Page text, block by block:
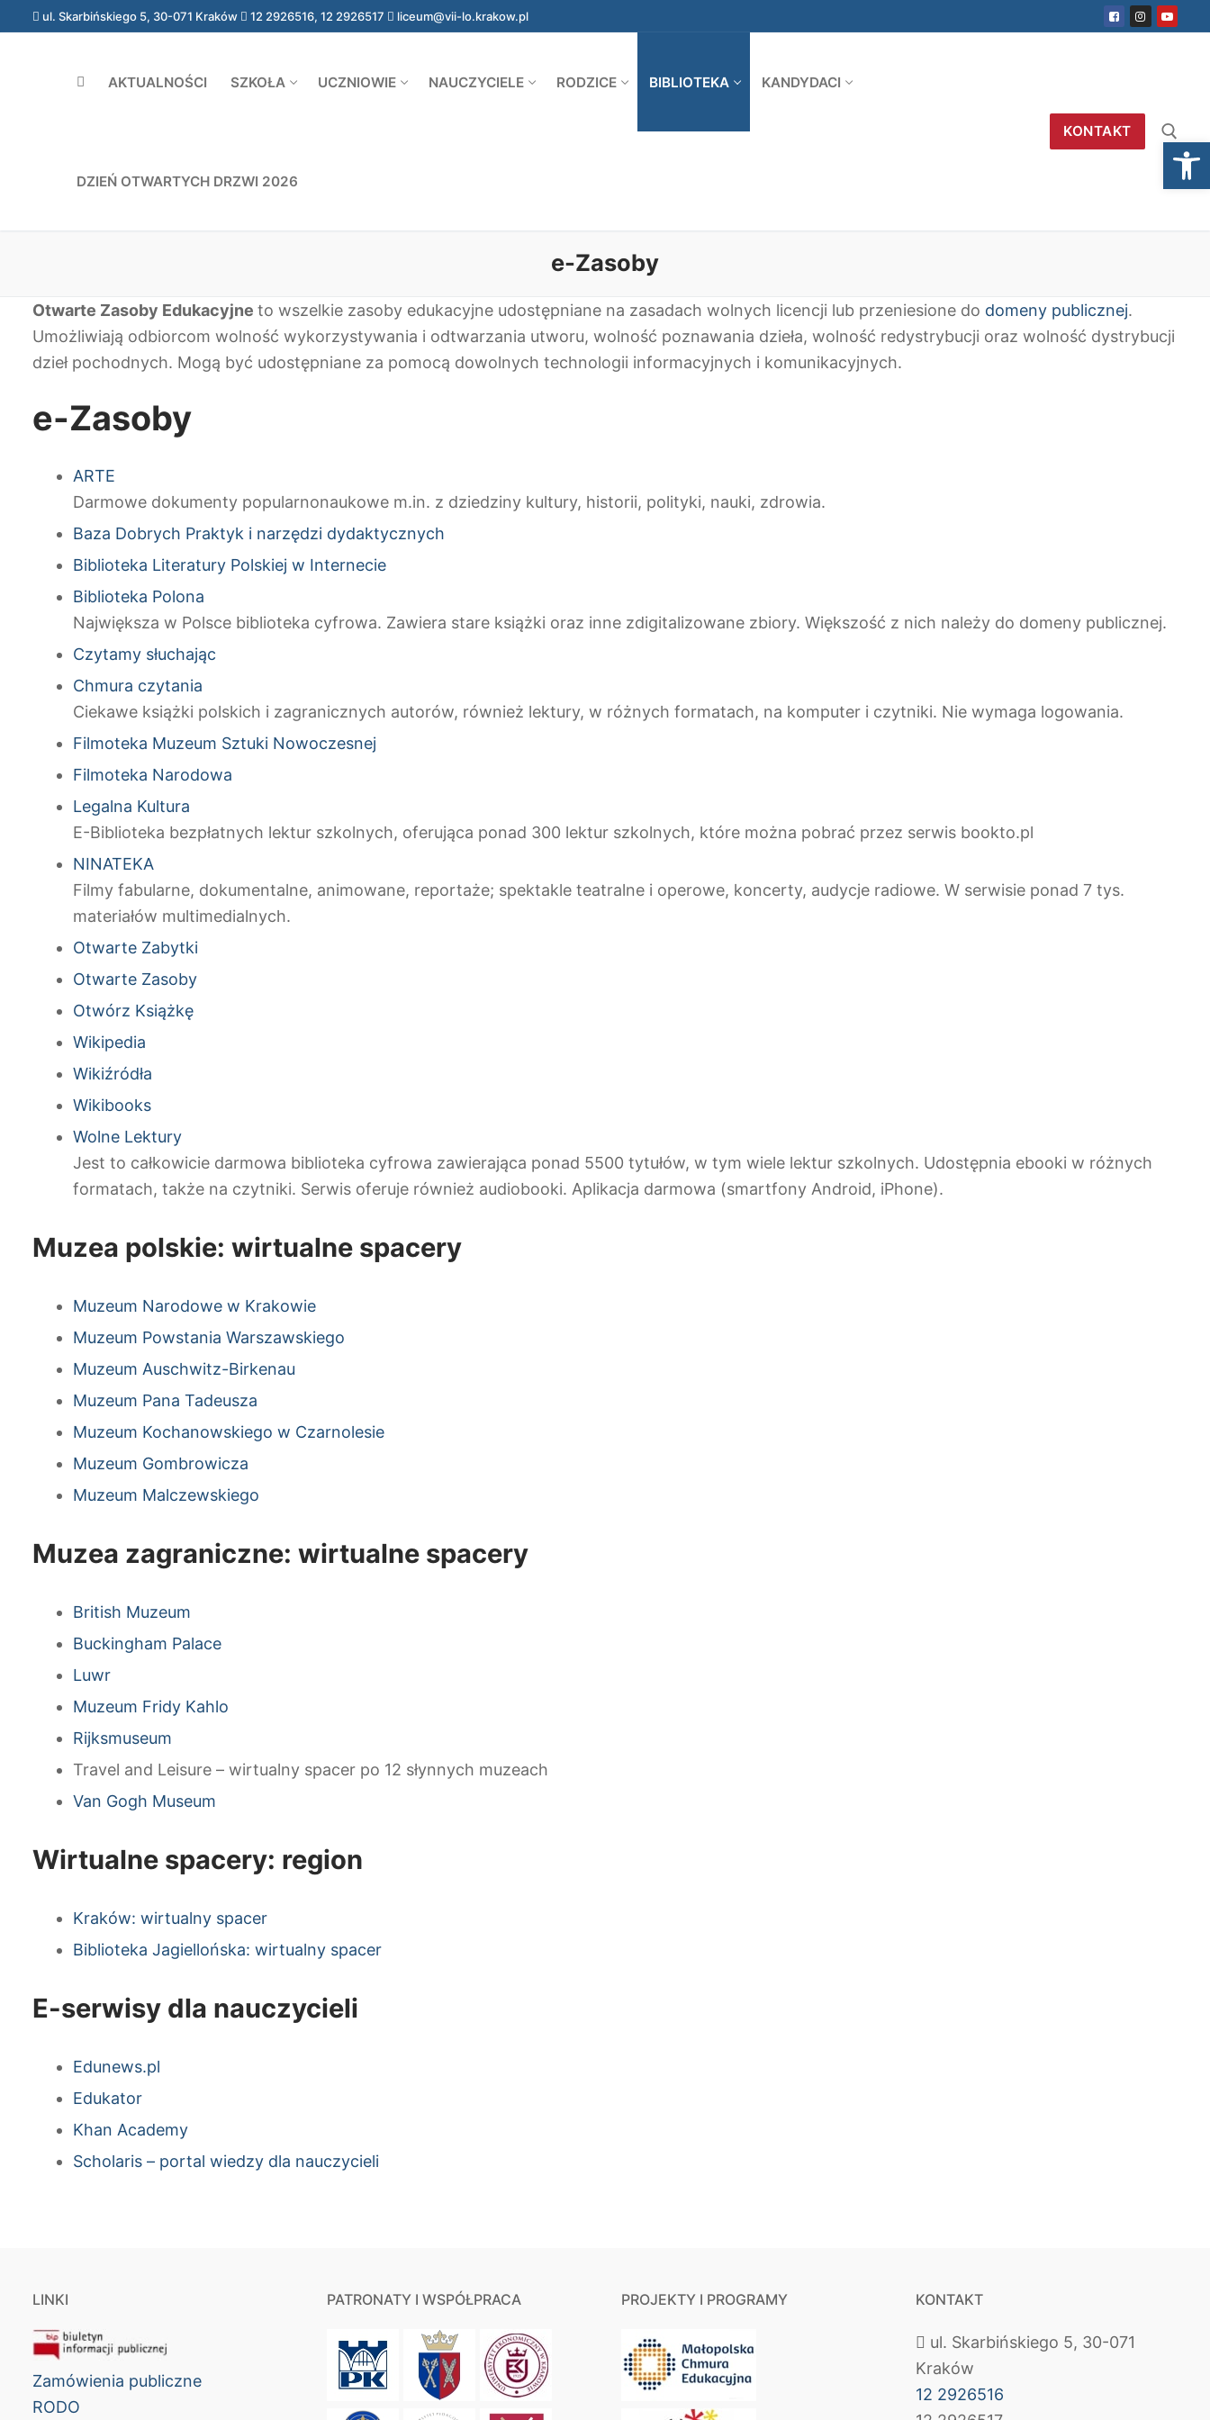
Przejdź
do
ul. Skarbińskiego 5, 30-071 Kraków 12 2926516, 12 2926517 liceum@vii-lo.krakow.pl
AKTUALNOŚCI SZKOŁA UCZNIOWIE NAUCZYCIELE RODZICE BIBLIOTEKA KANDYDACI
DZIEŃ OTWARTYCH DRZWI 2026
KONTAKT
e-Zasoby
Otwarte Zasoby Edukacyjne to wszelkie zasoby edukacyjne udostępniane na zasadach wolnych licencji lub przeniesione do domeny publicznej.
Umożliwiają odbiorcom wolność wykorzystywania i odtwarzania utworu, wolność poznawania dzieła, wolność redystrybucji oraz wolność dystrybucji
dzieł pochodnych. Mogą być udostępniane za pomocą dowolnych technologii informacyjnych i komunikacyjnych.
e-Zasoby
ARTE
Darmowe dokumenty popularnonaukowe m.in. z dziedziny kultury, historii, polityki, nauki, zdrowia.
Baza Dobrych Praktyk i narzędzi dydaktycznych
Biblioteka Literatury Polskiej w Internecie
Biblioteka Polona
Największa w Polsce biblioteka cyfrowa. Zawiera stare książki oraz inne zdigitalizowane zbiory. Większość z nich należy do domeny publicznej.
Czytamy słuchając
Chmura czytania
Ciekawe książki polskich i zagranicznych autorów, również lektury, w różnych formatach, na komputer i czytniki. Nie wymaga logowania.
Filmoteka Muzeum Sztuki Nowoczesnej
Filmoteka Narodowa
Legalna Kultura
E-Biblioteka bezpłatnych lektur szkolnych, oferująca ponad 300 lektur szkolnych, które można pobrać przez serwis bookto.pl
NINATEKA
Filmy fabularne, dokumentalne, animowane, reportaże; spektakle teatralne i operowe, koncerty, audycje radiowe. W serwisie ponad 7 tys.
materiałów multimedialnych.
Otwarte Zabytki
Otwarte Zasoby
Otwórz Książkę
Wikipedia
Wikiźródła
Wikibooks
Wolne Lektury
Jest to całkowicie darmowa biblioteka cyfrowa zawierająca ponad 5500 tytułów, w tym wiele lektur szkolnych. Udostępnia ebooki w różnych
formatach, także na czytniki. Serwis oferuje również audiobooki. Aplikacja darmowa (smartfony Android, iPhone).
Muzea polskie: wirtualne spacery
Muzeum Narodowe w Krakowie
Muzeum Powstania Warszawskiego
Muzeum Auschwitz-Birkenau
Muzeum Pana Tadeusza
Muzeum Kochanowskiego w Czarnolesie
Muzeum Gombrowicza
Muzeum Malczewskiego
Muzea zagraniczne: wirtualne spacery
British Muzeum
Buckingham Palace
Luwr
Muzeum Fridy Kahlo
Rijksmuseum
Travel and Leisure – wirtualny spacer po 12 słynnych muzeach
Van Gogh Museum
Wirtualne spacery: region
Kraków: wirtualny spacer
Biblioteka Jagiellońska: wirtualny spacer
E-serwisy dla nauczycieli
Edunews.pl
Edukator
Khan Academy
Scholaris – portal wiedzy dla nauczycieli
LINKI
Zamówienia publiczne
RODO
PATRONATY I WSPÓŁPRACA PROJEKTY I PROGRAMY KONTAKT
ul. Skarbińskiego 5, 30-071
Kraków
12 2926516